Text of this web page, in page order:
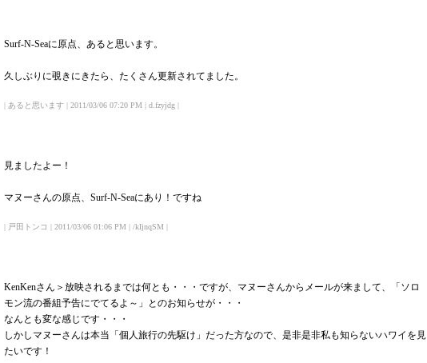
Surf-N-Seaに原点、あると思います。
久しぶりに覗きにきたら、たくさん更新されてました。
| あると思います | 2011/03/06 07:20 PM | d.fzyjdg |
見ましたよー！
マヌーさんの原点、Surf-N-Seaにあり！ですね
| 戸田トンコ | 2011/03/06 01:06 PM | /kIjnqSM |
KenKenさん＞放映されるまでは何とも・・・ですが、マヌーさんからメールが来まして、「ソロ
モン流の番組予告にでてるよ～」とのお知らせが・・・
なんとも変な感じです・・・
しかしマヌーさんは本当「個人旅行の先駆け」だった方なので、是非是非私も知らないハワイを見
たいです！